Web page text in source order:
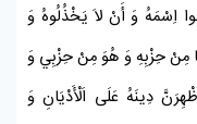
اِسْمَهُ وَ أَنْ لاَ يَخْذُلُوهُ وَ
مِنْ حِزْبِهِ وَ هُوَ مِنْ حِزْبِي وَ
دِينَهُ عَلَى اَلْأَدْيَانِ وَ